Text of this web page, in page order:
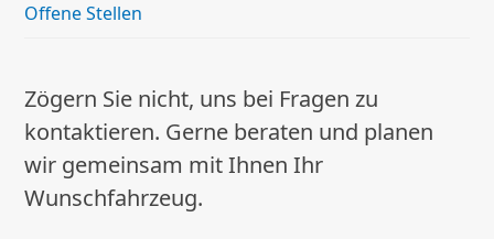
Offene Stellen
Zögern Sie nicht, uns bei Fragen zu
kontaktieren. Gerne beraten und planen
wir gemeinsam mit Ihnen Ihr
Wunschfahrzeug.